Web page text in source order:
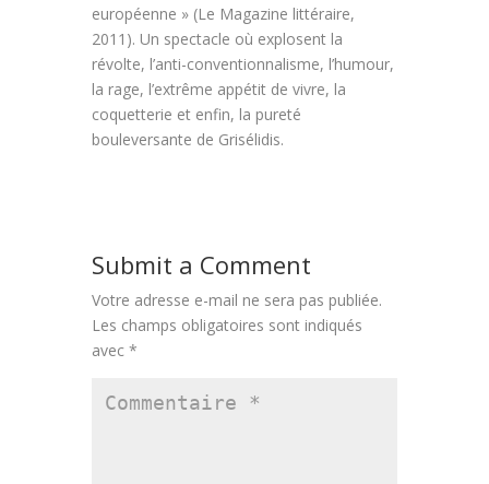
européenne » (Le Magazine littéraire,
2011). Un spectacle où explosent la
révolte, l’anti-conventionnalisme, l’humour,
la rage, l’extrême appétit de vivre, la
coquetterie et enfin, la pureté
bouleversante de Grisélidis.
Submit a Comment
Votre adresse e-mail ne sera pas publiée.
Les champs obligatoires sont indiqués
avec *